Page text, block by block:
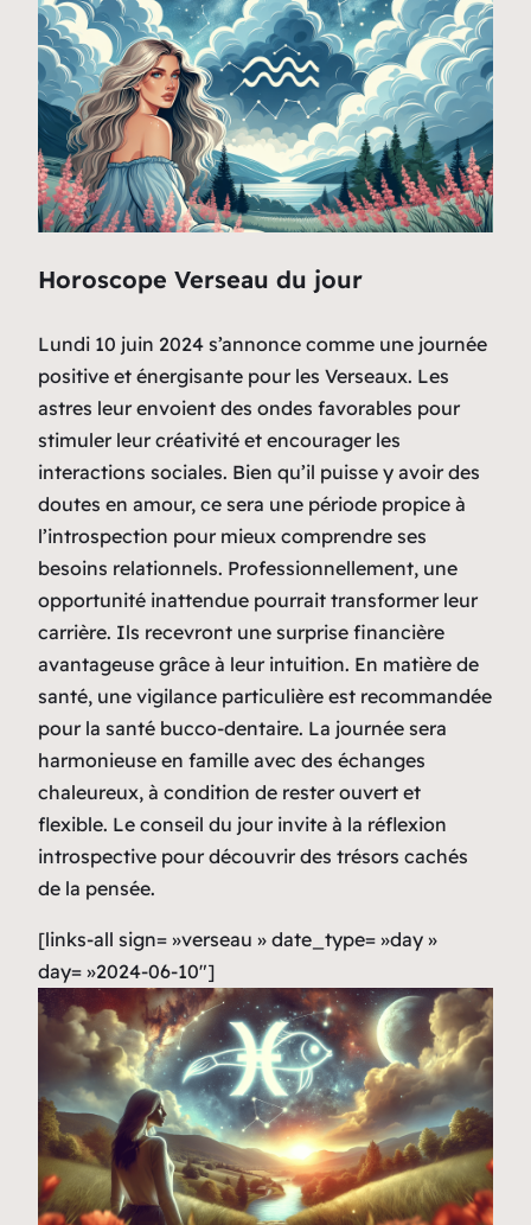
Horoscope Verseau du jour
Lundi 10 juin 2024 s’annonce comme une journée
positive et énergisante pour les Verseaux. Les
astres leur envoient des ondes favorables pour
stimuler leur créativité et encourager les
interactions sociales. Bien qu’il puisse y avoir des
doutes en amour, ce sera une période propice à
l’introspection pour mieux comprendre ses
besoins relationnels. Professionnellement, une
opportunité inattendue pourrait transformer leur
carrière. Ils recevront une surprise financière
avantageuse grâce à leur intuition. En matière de
santé, une vigilance particulière est recommandée
pour la santé bucco-dentaire. La journée sera
harmonieuse en famille avec des échanges
chaleureux, à condition de rester ouvert et
flexible. Le conseil du jour invite à la réflexion
introspective pour découvrir des trésors cachés
de la pensée.
[links-all sign= »verseau » date_type= »day »
day= »2024-06-10″]